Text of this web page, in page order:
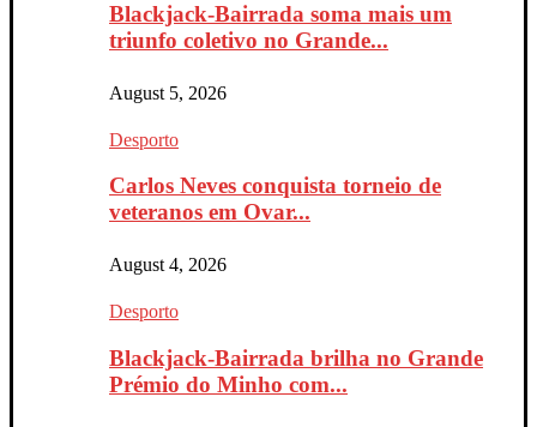
Blackjack-Bairrada soma mais um
triunfo coletivo no Grande...
August 5, 2026
Desporto
Carlos Neves conquista torneio de
veteranos em Ovar...
August 4, 2026
Desporto
Blackjack-Bairrada brilha no Grande
Prémio do Minho com...